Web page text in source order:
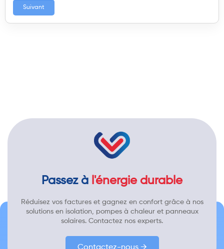
Suivant
Passez à l'énergie durable
Réduisez vos factures et gagnez en confort grâce à nos
solutions en isolation, pompes à chaleur et panneaux
solaires. Contactez nos experts.